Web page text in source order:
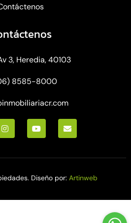
3, Heredia, 40103
8585-8000
Diseño por: Artinweb